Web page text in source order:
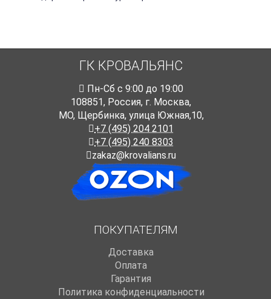
ГК КРОВАЛЬЯНС
Пн-Cб с 9:00 до 19:00
108851, Россия, г. Москва,
МО, Щербинка, улица Южная,10,
+7 (495) 204 2101
+7 (495) 240 8303
zakaz@krovalians.ru
ПОКУПАТЕЛЯМ
Доставка
Оплата
Гарантия
Политика конфиденциальности